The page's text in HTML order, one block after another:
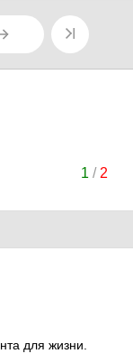
1 / 2
для жизни.